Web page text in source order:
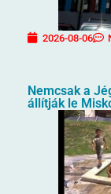
2026-08-06
Nemcsak a
állítják le